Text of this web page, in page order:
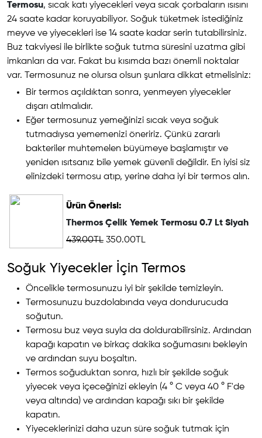
Termosu, sıcak katı yiyecekleri veya sıcak çorbaların ısısını
24 saate kadar koruyabiliyor. Soğuk tüketmek istediğiniz
meyve ve yiyecekleri ise 14 saate kadar serin tutabilirsiniz.
Buz takviyesi ile birlikte soğuk tutma süresini uzatma gibi
imkanları da var. Fakat bu kısımda bazı önemli noktalar
var. Termosunuz ne olursa olsun şunlara dikkat etmelisiniz:
Bir termos açıldıktan sonra, yenmeyen yiyecekler
dışarı atılmalıdır.
Eğer termosunuz yemeğinizi sıcak veya soğuk
tutmadıysa yememenizi öneririz. Çünkü zararlı
bakteriler muhtemelen büyümeye başlamıştır ve
yeniden ısıtsanız bile yemek güvenli değildir. En iyisi siz
elinizdeki termosu atıp, yerine daha iyi bir termos alın.
Ürün Önerisi:
Thermos Çelik Yemek Termosu 0.7 Lt Siyah
439.00TL 350.00TL
Soğuk Yiyecekler İçin Termos
Öncelikle termosunuzu iyi bir şekilde temizleyin.
Termosunuzu buzdolabında veya dondurucuda
soğutun.
Termosu buz veya suyla da doldurabilirsiniz. Ardından
kapağı kapatın ve birkaç dakika soğumasını bekleyin
ve ardından suyu boşaltın.
Termos soğuduktan sonra, hızlı bir şekilde soğuk
yiyecek veya içeceğinizi ekleyin (4 ° C veya 40 ° F'de
veya altında) ve ardından kapağı sıkı bir şekilde
kapatın.
Yiyeceklerinizi daha uzun süre soğuk tutmak için